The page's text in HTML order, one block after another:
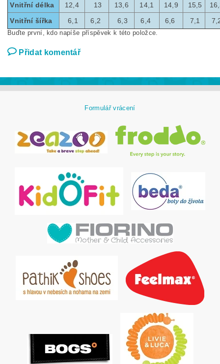
Vnitřní délka
12,4 13 13,6 14,1 14,9 15,5
Vnitřní šířka
6,1 6,2 6,3 6,4 6,6 7,1
Buďte první, kdo napíše příspěvek k této položce.
Přidat komentář
Formulář vrácení